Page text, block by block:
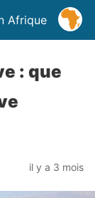
Afrique
: que
il y a 3 mois